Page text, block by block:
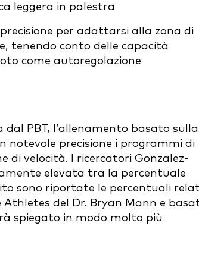
leggera in palestra
per adattarsi alla zona di
tenendo conto delle capacità
come autoregolazione
PBT, l’allenamento basato sulla
notevole precisione i programmi di
di velocità. I ricercatori Gonzalez-
elevata tra la percentuale
sono riportate le percentuali
del Dr. Bryan Mann e
spiegato in modo molto più